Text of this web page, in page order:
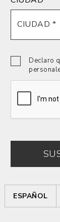
Declaro
ESPAÑOL